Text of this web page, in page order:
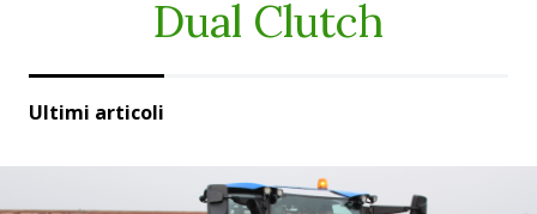
Dual Clutch
Ultimi articoli